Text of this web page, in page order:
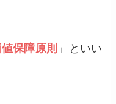
保障原則 」といい